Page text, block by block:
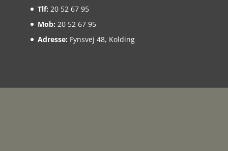
Tlf: 20 52 67 95
Mob: 20 52 67 95
Adresse: Fynsvej 48, Kolding